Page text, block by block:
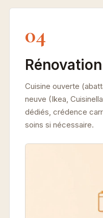
04
Cuisine ouverte
neuve (Ikea,
dédiés, crédence
soins si nécessaire.